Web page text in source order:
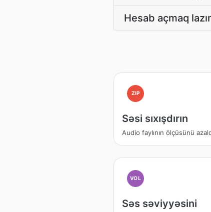
Hesab açmaq
ZIP
Səsi sıxışdırın
Audio faylının ölçüsünü
VOL
Səs səviyyəsini